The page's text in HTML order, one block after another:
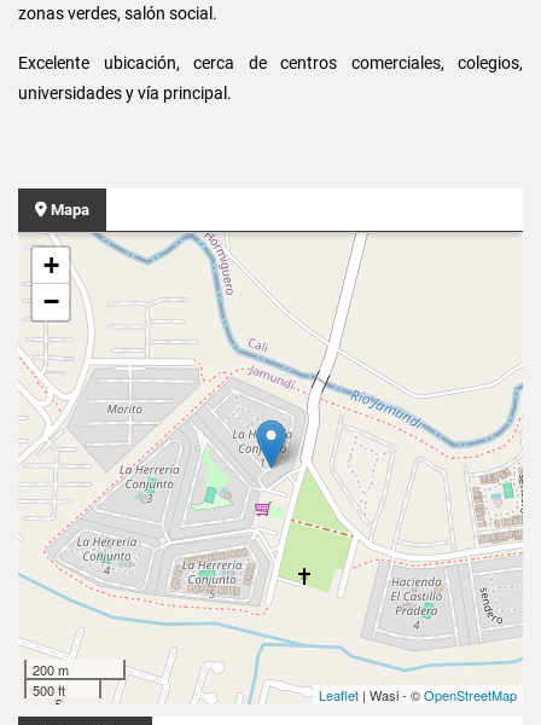
zonas verdes, salón social.
Excelente ubicación, cerca de centros comerciales, colegios,
universidades y vía principal.
Mapa
+
−
200 m
500 ft
Leaflet | Wasi - ©OpenStreetMap